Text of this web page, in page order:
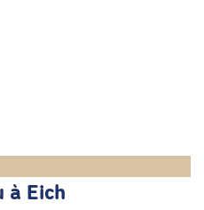
à Eich